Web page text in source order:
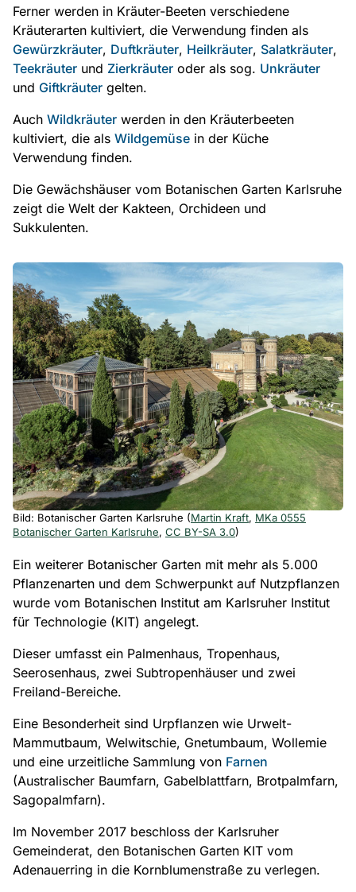
Ferner werden in Kräuter-Beeten verschiedene
Kräuterarten kultiviert, die Verwendung finden als
Gewürzkräuter, Duftkräuter, Heilkräuter, Salatkräuter,
Teekräuter und Zierkräuter oder als sog. Unkräuter
und Giftkräuter gelten.
Auch Wildkräuter werden in den Kräuterbeeten
kultiviert, die als Wildgemüse in der Küche
Verwendung finden.
Die Gewächshäuser vom Botanischen Garten Karlsruhe
zeigt die Welt der Kakteen, Orchideen und
Sukkulenten.
Bild: Botanischer Garten Karlsruhe (Martin Kraft, MKa 0555
Botanischer Garten Karlsruhe, CC BY-SA 3.0)
Ein weiterer Botanischer Garten mit mehr als 5.000
Pflanzenarten und dem Schwerpunkt auf Nutzpflanzen
wurde vom Botanischen Institut am Karlsruher Institut
für Technologie (KIT) angelegt.
Dieser umfasst ein Palmenhaus, Tropenhaus,
Seerosenhaus, zwei Subtropenhäuser und zwei
Freiland-Bereiche.
Eine Besonderheit sind Urpflanzen wie Urwelt-
Mammutbaum, Welwitschie, Gnetumbaum, Wollemie
und eine urzeitliche Sammlung von Farnen
(Australischer Baumfarn, Gabelblattfarn, Brotpalmfarn,
Sagopalmfarn).
Im November 2017 beschloss der Karlsruher
Gemeinderat, den Botanischen Garten KIT vom
Adenauerring in die Kornblumenstraße zu verlegen.